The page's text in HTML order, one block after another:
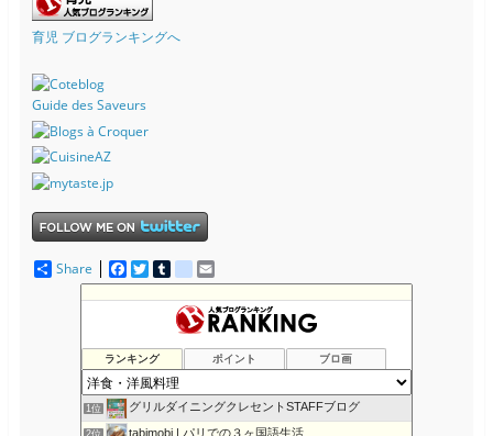
育児 ブログランキングへ
Guide des Saveurs
Share
F
a
c
o
o
k
T
w
i
e
r
T
u
m
b
d
e
l
i
c
o
u
s
m
a
i
l
ランキング ポイント ブロ画
1位 グリルダイニングクレセントSTAFFブログ
2位 tabimobi | パリでの３ヶ国語生活